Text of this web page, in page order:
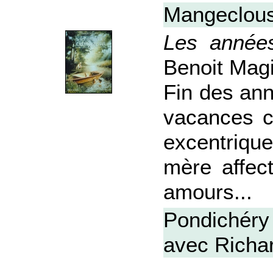
Les
Benoit
Fin des
vacances
mère
amours...
avec